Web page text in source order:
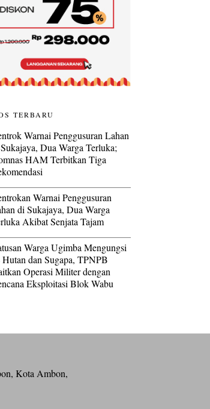
TERBARU
Warnai Penggusuran Lahan
Dua Warga Terluka;
HAM Terbitkan Tiga
Warnai Penggusuran
di Sukajaya, Dua Warga
Akibat Senjata Tajam
Warga Ugimba Mengungsi
Hutan dan Sugapa, TPNPB
Operasi Militer dengan
Eksploitasi Blok Wabu
Kota Ambon,